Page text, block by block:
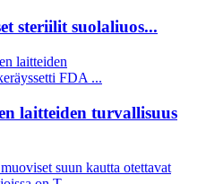
steriilit suolaliuos...
laitteiden turvallisuus